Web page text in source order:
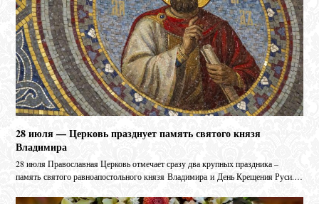
28 июля — Церковь празднует память святого князя
Владимира
28 июля Православная Церковь отмечает сразу два крупных праздника –
память святого равноапостольного князя Владимира и День Крещения Руси.…